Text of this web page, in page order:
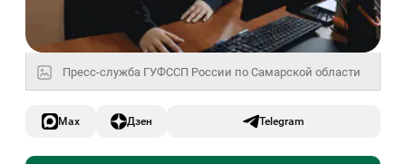
Пресс-служба ГУФССП России по Самарской области
Max Дзен Telegram